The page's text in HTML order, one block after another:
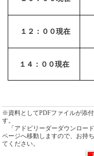
１２：００現在
１４：００現在
※資料としてPDFファイルが添
す。
「アドビリーダーダウンロー
ページへ移動しますので、お持
てください。